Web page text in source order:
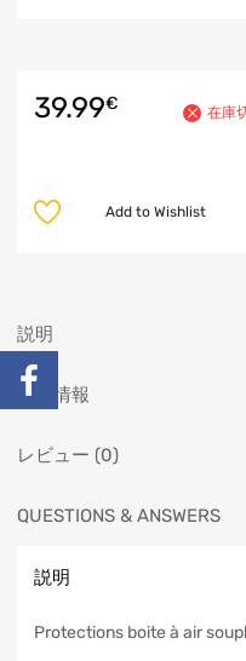
39.99€ 在庫
Add to Wishlist
説明
追加情報
レビュー (0)
QUESTIONS & ANSWERS
説明
Protections boite à air